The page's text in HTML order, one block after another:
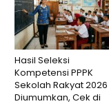
Hasil Seleksi
Kompetensi PPPK
Sekolah Rakyat 2026
Diumumkan, Cek di